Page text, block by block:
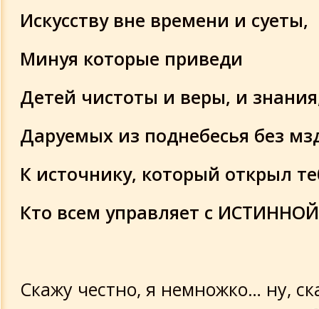
Искусству вне времени и суеты,
Минуя которые приведи
Детей чистоты и веры, и
Даруемых из поднебесья без
К источнику, который открыл
Кто всем управляет с
Скажу честно, я немножко… ну,